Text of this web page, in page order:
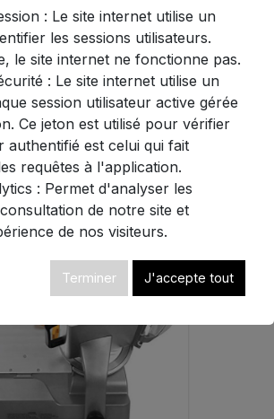
850W - Trancheuse
professionnelle av...
3.9
524.99€TTC
Voir ce produit
: Le site internet utilise un
les sessions utilisateurs.
le site internet ne fonctionne pas.
: Le site internet utilise un
session utilisateur active gérée
Ce jeton est utilisé pour vérifier
authentifié est celui qui fait
requêtes à l'application.
: Permet d'analyser les
de notre site et
de nos visiteurs.
Terminer J'accepte tout